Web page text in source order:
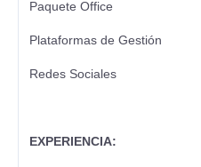
Paquete Office
Plataformas de Gestión
Redes Sociales
EXPERIENCIA: